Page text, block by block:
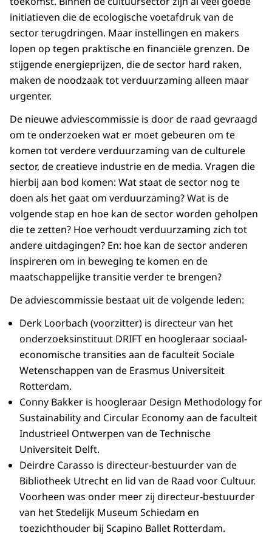
initiatieven die de ecologische voetafdruk van de
sector terugdringen. Maar instellingen en makers
lopen op tegen praktische en financiële grenzen. De
stijgende energieprijzen, die de sector hard raken,
maken de noodzaak tot verduurzaming alleen maar
urgenter.
De nieuwe adviescommissie is door de raad gevraagd
om te onderzoeken wat er moet gebeuren om te
komen tot verdere verduurzaming van de culturele
sector, de creatieve industrie en de media. Vragen die
hierbij aan bod komen: Wat staat de sector nog te
doen als het gaat om verduurzaming?Wat is de
volgende stap en hoe kan de sector worden geholpen
die te zetten? Hoe verhoudt verduurzaming zich tot
andere uitdagingen? En: hoe kan de sector anderen
inspireren om in beweging te komen en de
maatschappelijke transitie verder te brengen?
De adviescommissie bestaat uit de volgende leden:
Derk Loorbach (voorzitter) is directeur van het
onderzoeksinstituut DRIFT en hoogleraar sociaal-
economische transities aan de faculteit Sociale
Wetenschappen van de Erasmus Universiteit
Rotterdam.
Conny Bakker is hoogleraar Design Methodology for
Sustainability and Circular Economy aan de faculteit
Industrieel Ontwerpen van de Technische
Universiteit Delft.
Deirdre Carasso is directeur-bestuurder van de
Bibliotheek Utrecht en lid van de Raad voor Cultuur.
Voorheen was onder meer zij directeur-bestuurder
van het Stedelijk Museum Schiedam en
toezichthouder bij Scapino Ballet Rotterdam.